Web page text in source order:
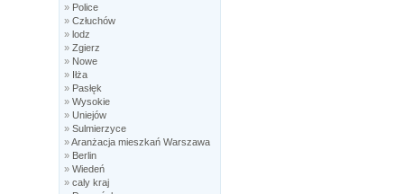
» Police
» Człuchów
» lodz
» Zgierz
» Nowe
» Iłża
» Pasłęk
» Wysokie
» Uniejów
» Sulmierzyce
»Aranżacja mieszkań Warszawa
» Berlin
» Wiedeń
» caly kraj